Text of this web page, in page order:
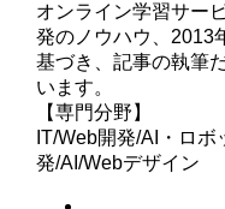
オンライン学習サー
発のノウハウ、2013
基づき、記事の執筆
います。
【専門分野】
IT/Web開発/AI・ロ
発/AI/Webデザイン